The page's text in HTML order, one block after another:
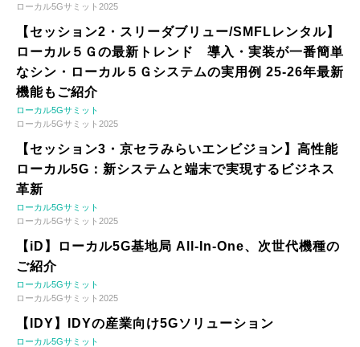
ローカル5Gサミット2025
【セッション2・スリーダブリュー/SMFLレンタル】
ローカル５Ｇの最新トレンド 導入・実装が一番簡単
なシン・ローカル５Ｇシステムの実用例 25-26年最新
機能もご紹介
ローカル5Gサミット
ローカル5Gサミット2025
【セッション3・京セラみらいエンビジョン】高性能
ローカル5G：新システムと端末で実現するビジネス
革新
ローカル5Gサミット
ローカル5Gサミット2025
【iD】ローカル5G基地局 All-In-One、次世代機種の
ご紹介
ローカル5Gサミット
ローカル5Gサミット2025
【IDY】IDYの産業向け5Gソリューション
ローカル5Gサミット